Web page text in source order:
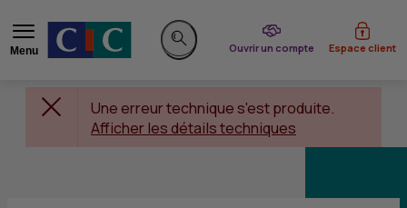
Menu
Rechercher sur le site
Ouvrir un compte
du CIC Espace client
Une erreur technique s'est produite.
Afficher les détails techniques